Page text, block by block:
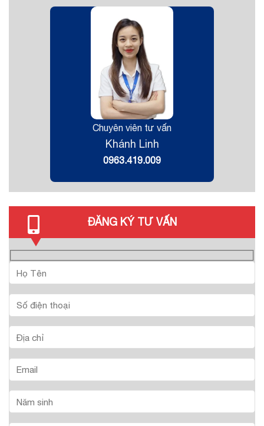
Chuyên viên tư vấn
Khánh Linh
0963.419.009
ĐĂNG KÝ TƯ VẤN